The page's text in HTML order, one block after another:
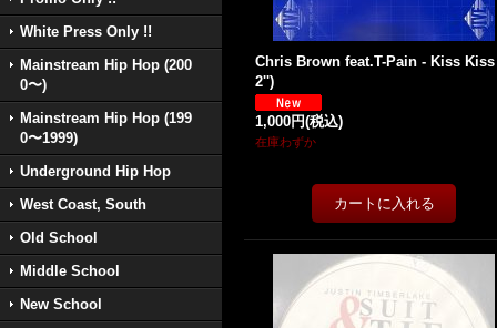
White Press Only !!
Mainstream Hip Hop (200
0〜)
Mainstream Hip Hop (199
0〜1999)
Underground Hip Hop
West Coast, South
Old School
Middle School
New School
Chris Brown feat.T-Pain - Kiss Kiss
2'')
1,000円(税込)
在庫わずか